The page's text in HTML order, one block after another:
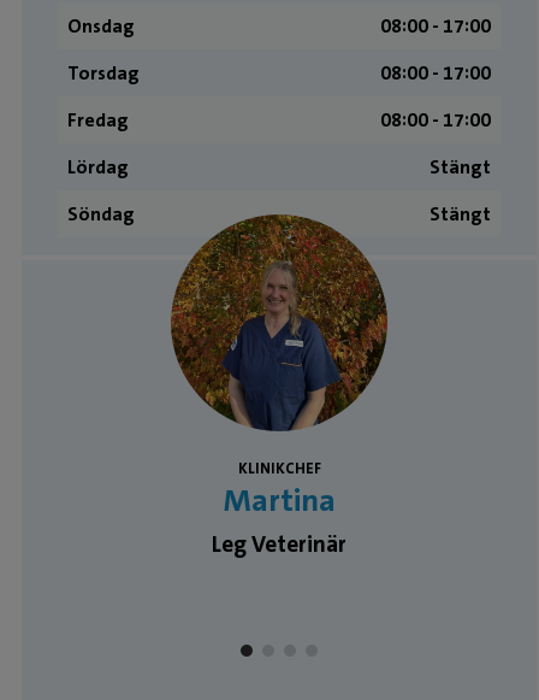
Onsdag
08:00 ­- 17:00
Torsdag
08:00 ­- 17:00
Fredag
08:00 ­- 17:00
Lördag
Stängt
Söndag
Stängt
Medarbetare
KLINIKCHEF
Martina
Leg Veterinär